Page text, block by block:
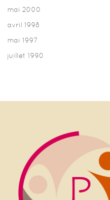
mai 2000
avril 1998
mai 1997
juillet 1990